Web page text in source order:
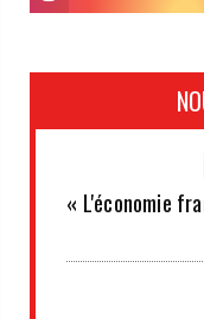
« L'économie